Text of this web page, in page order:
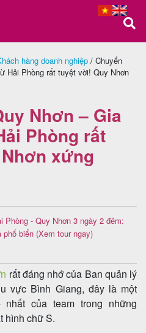
hàng doanh nghiệp / Chuyến
Hải Phòng rất tuyệt vời! Quy Nhơn
Nhơn – Gia
Phòng rất
xứng
Phòng - Quy Nhơn 3 ngày 2 đêm:
phố biển (Xem tour ngay)
rất đáng nhớ của Ban quản lý
vực Bình Giang, đây là một
của team trong những
hình chữ S.